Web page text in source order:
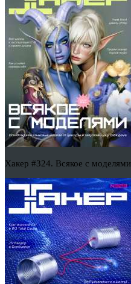
Хакер #324. Всякое с моделями